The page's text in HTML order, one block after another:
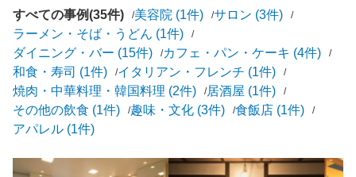
すべての事例(35件) 美容院 (1件)
サロン (3件)
ラーメン・そば・うどん (1件)
ダイニング・バー (15件)
カフェ・パン・ケーキ (4件)
和食・寿司 (1件)
イタリアン・フレンチ (1件)
焼肉・中華料理・韓国料理 (2件)
居酒屋 (1件)
その他の飲食 (1件)
趣味・文化 (3件)
食飯店 (1件)
アパレル (1件)